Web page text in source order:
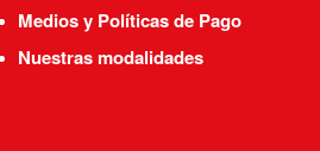
Medios y Políticas de Pago
Nuestras modalidades